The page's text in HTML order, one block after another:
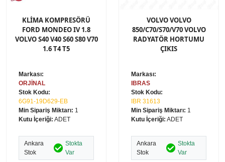
KLİMA KOMPRESÖRÜ
FORD MONDEO IV 1.8
VOLVO S40 V40 S60 S80 V70
1.6 T4 T5
Markası:
ORJİNAL
Stok Kodu:
6G91-19D629-EB
Min Sipariş Miktarı: 1
Kutu İçeriği: ADET
Ankara
Stok
Stokta
Var
VOLVO VOLVO
850/C70/S70/V70 VOLVO
RADYATÖR HORTUMU
ÇIKIS
Markası:
IBRAS
Stok Kodu:
IBR 31613
Min Sipariş Miktarı: 1
Kutu İçeriği: ADET
Ankara
Stok
Stokta
Var